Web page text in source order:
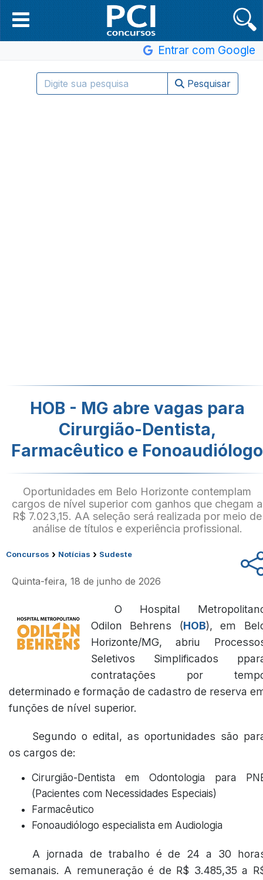
Entrar com Google
Pesquisar
HOB - MG abre vagas para
Cirurgião-Dentista,
Farmacêutico e Fonoaudiólogo
Oportunidades em Belo Horizonte contemplam
cargos de nível superior com ganhos que chegam a
R$ 7.023,15. AA seleção será realizada por meio de
análise de títulos e experiência profissional.
Concursos › Notícias › Sudeste
Quinta-feira, 18 de junho de 2026
O Hospital
Odilon Behrens (HOB), em
Horizonte/MG, abriu
Seletivos Simplificados
contratações por
determinado e formação de cadastro de reserva
funções de nível superior.
Segundo o edital, as oportunidades são
os cargos de:
Cirurgião-Dentista em Odontologia para
(Pacientes com Necessidades Especiais)
Farmacêutico
Fonoaudiólogo especialista em Audiologia
A jornada de trabalho é de 24 a 30
semanais. A remuneração é de R$ 3.485,35 a